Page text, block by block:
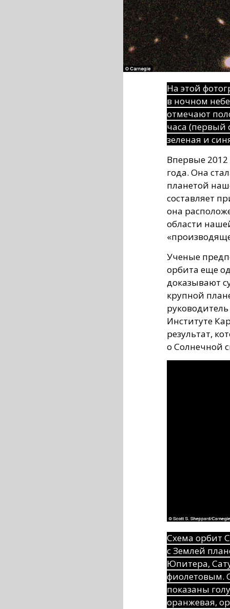
На этой
в ночном
отмечают
часа (первый
зеленая и
Впервые 2012
года. Она
планетой
составляет
она
области
Ученые
орбита еще
доказывают
крупной
Институте
результат,
о Солнечной
Схема орбит
с Землей
Юпитера,
фиолетовым.
показаны
оранжевая,